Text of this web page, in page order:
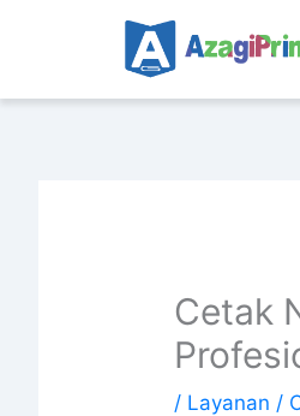
Cetak
/ Layanan /